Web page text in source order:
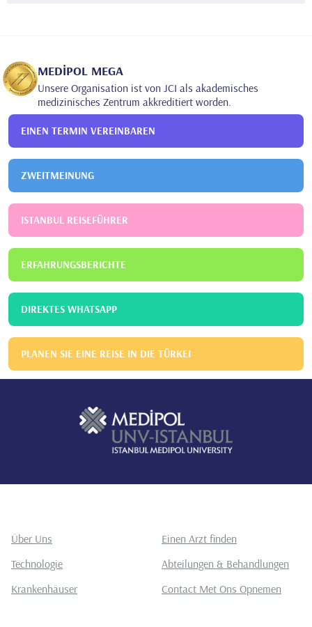
MEDİPOL MEGA
Unsere Organisation ist von JCI als akademisches
medizinisches Zentrum akkreditiert worden.
EINEN TERMIN VEREINBAREN
ZWEITMEINUNG
ISTANBUL REISEFÜHRER
ERFAHRUNGSBERICHTE
DIREKTES WHATSAPP
PLANEN SIE EINE REISE IN DIE TÜRKEI
Über Uns
Einen Arzt finden
Technologie
Abteilungen & Behandlungen
Krankenhäuser
Contact Met Ons Opnemen